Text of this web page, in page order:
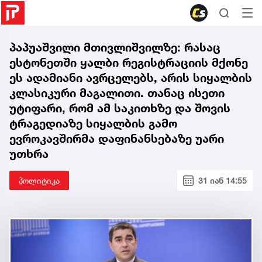
პაპუაშვილი მთივლიშვილზე: რასაც
ესტონეთში ყალბი რეგისტრაციის მქონე
ეს ადამიანი ავრცელებს, არის სიყალბის
კლასიკური მაგალითი. თანაც ისეთი
უტიფარი, რომ ამ საკითხზე და შოვის
ტრაგედიაზე სიყალბის გამო
ევროკავშირმა დაფინანსებაზე უარი
უთხრა
პოლიტიკა 31 იან 14:55